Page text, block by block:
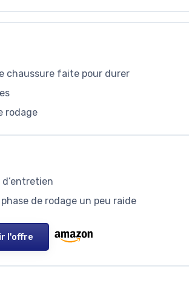
chaussure faite pour durer
rodage
de rodage un peu raide
l'offre